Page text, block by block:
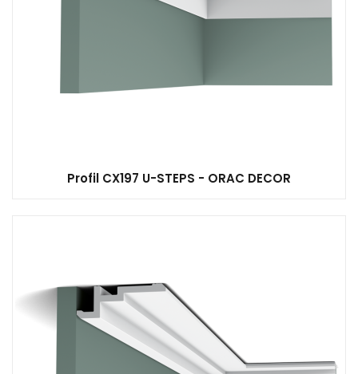
Profil CX197 U-STEPS - ORAC DECOR